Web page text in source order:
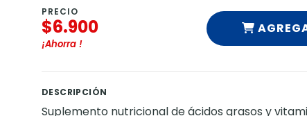
PRECIO
$6.900
¡Ahorra !
DESCRIPCIÓN
Suplemento nutricional de ácidos grasos y